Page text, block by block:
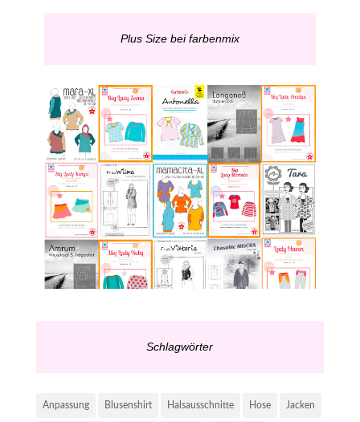
Plus Size bei farbenmix
Schlagwörter
Anpassung Blusenshirt Halsausschnitte Hose Jacken